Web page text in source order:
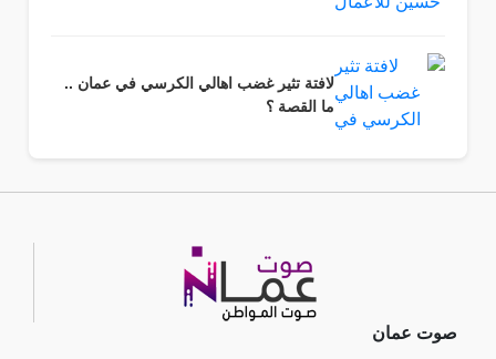
لافتة تثير غضب اهالي الكرسي في عمان ..
ما القصة ؟
صوت عمان